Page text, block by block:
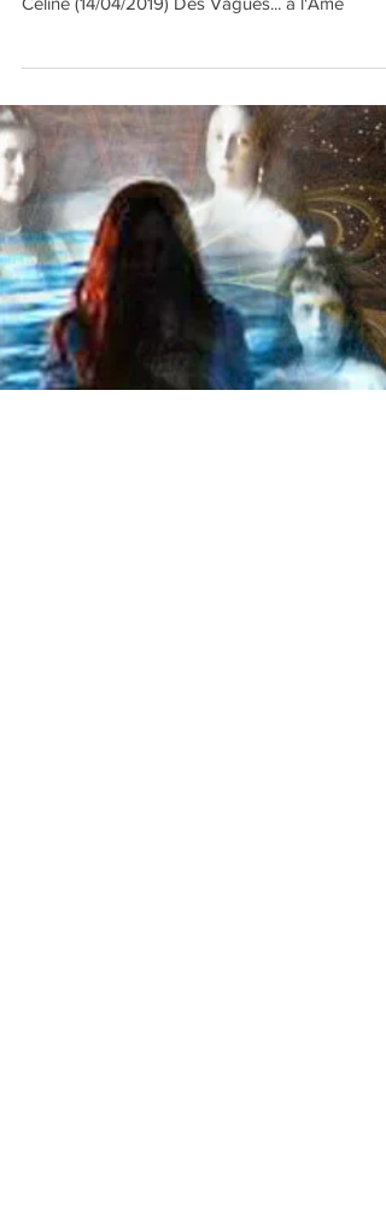
La musique est l'expression
créative et sublimée du
Verbe
Céline (14/04/2019) Des Vagues... à l'Âme